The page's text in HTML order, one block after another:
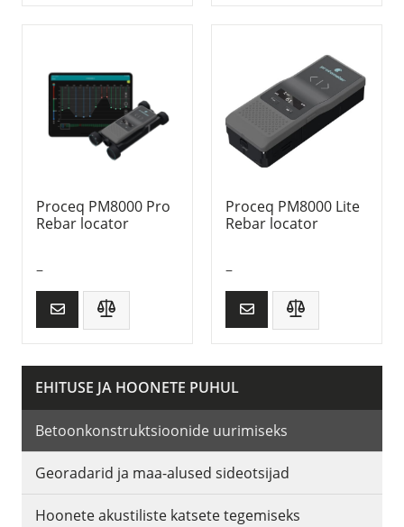
EHITUSE JA HOONETE PUHUL
Betoonkonstruktsioonide uurimiseks
Georadarid ja maa-alused sideotsijad
Hoonete akustiliste katsete tegemiseks
Proceq PM8000 Pro
Rebar locator
–
Proceq PM8000 Lite
Rebar locator
–